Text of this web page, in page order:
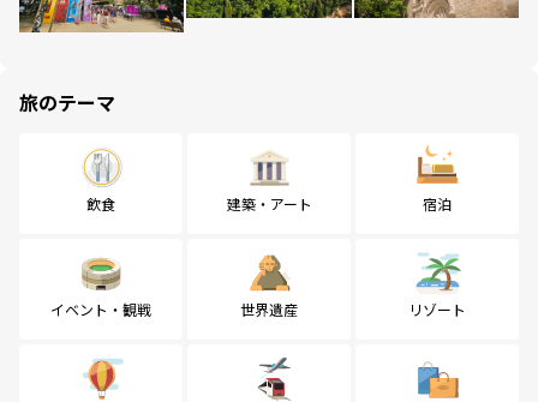
旅のテーマ
飲食 建築・アート 宿泊
イベント・観戦 世界遺産 リゾート